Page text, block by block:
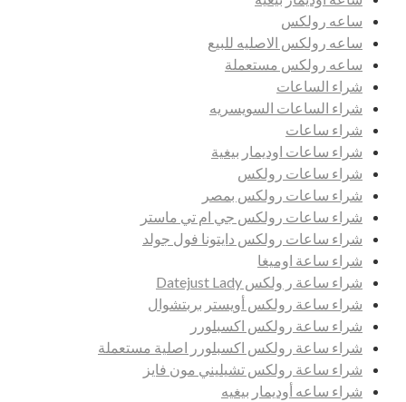
ساعه رولكس
ساعه رولكس الاصليه للبيع
ساعه رولكس مستعملة
شراء الساعات
شراء الساعات السويسريه
شراء ساعات
شراء ساعات اوديمار بيغية
شراء ساعات رولكس
شراء ساعات رولكس بمصر
شراء ساعات رولكس جي ام تي ماستر
شراء ساعات رولكس دايتونا فول جولد
شراء ساعة اوميغا
شراء ساعة ر ولكس Datejust Lady
شراء ساعة رولكس أويستر بربتشوال
شراء ساعة رولكس اكسبلورر
شراء ساعة رولكس اكسبلورر اصلية مستعملة
شراء ساعة رولكس تشيليني مون فايز
شراء ساعه أوديمار بيغيه